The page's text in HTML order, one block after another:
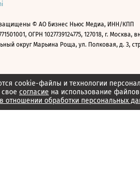
cookie-файлы и технологии
согласие на использование
отношении обработки персональных
защищены © АО Бизнес Ньюс Медиа, ИНН/КПП
ОГРН 1027739124775, 127018, г. Москва,
округ Марьина Роща, ул. Полковая, д. 3,